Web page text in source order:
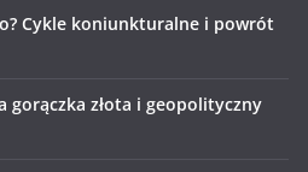
Cykle koniunkturalne i powrót
gorączka złota i geopolityczny